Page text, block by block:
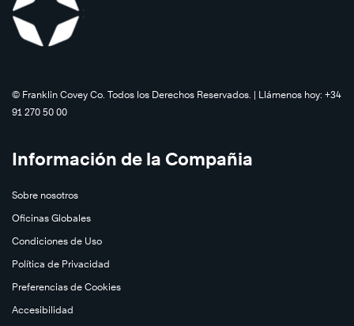
Saber
más
liderazgo
más
Los
7
©️ Franklin Covey Co. Todos los Derechos Reservados. | Llámenos hoy: +34
91 270 50 00
Información de la Compañia
Sobre nosotros
Oficinas Globales
Condiciones de Uso
Política de Privacidad
Preferencias de Cookies
Accesibilidad